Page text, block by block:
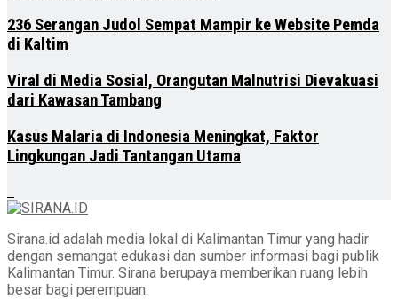
236 Serangan Judol Sempat Mampir ke Website Pemda
di Kaltim
Viral di Media Sosial, Orangutan Malnutrisi Dievakuasi
dari Kawasan Tambang
Kasus Malaria di Indonesia Meningkat, Faktor
Lingkungan Jadi Tantangan Utama
Sirana.id adalah media lokal di Kalimantan Timur yang hadir
dengan semangat edukasi dan sumber informasi bagi publik
Kalimantan Timur. Sirana berupaya memberikan ruang lebih
besar bagi perempuan.